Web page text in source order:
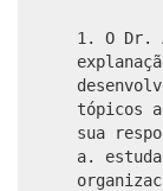
1. O Dr.
tópicos
sua
a.